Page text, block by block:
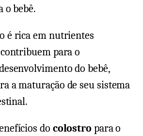
o bebê.
é rica em nutrientes
para o
do bebê,
a maturação de seu sistema
do colostro para o